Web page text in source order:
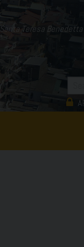
Santa Teresa